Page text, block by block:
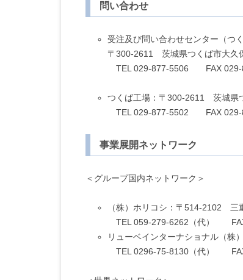
問い合わせ
受注及び問い合わせセンター（つ
〒300-2611 茨城県つくば市大久
TEL 029-877-5506 FAX 029-
つくば工場：〒300-2611 茨城県
TEL 029-877-5502 FAX 029-
事業展開ネットワーク
＜グループ国内ネットワーク＞
（株）ホリコシ：〒514-2102 三
TEL 059-279-6262（代）
リューベインターナショナル（
TEL 0296-75-8130（代）